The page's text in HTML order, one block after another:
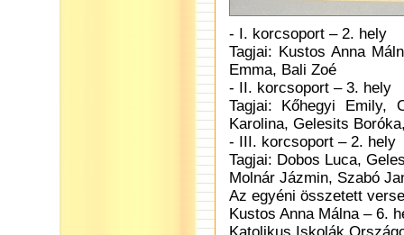
- I. korcsoport – 2. hely
Tagjai: Kustos Anna
Emma, Bali Zoé
- II. korcsoport – 3. hely
Tagjai: Kőhegyi Emily,
Karolina, Gelesits
- III. korcsoport – 2. hely
Tagjai: Dobos Luca,
Molnár Jázmin, Szabó
Az egyéni összetett
Kustos Anna Málna – 6.